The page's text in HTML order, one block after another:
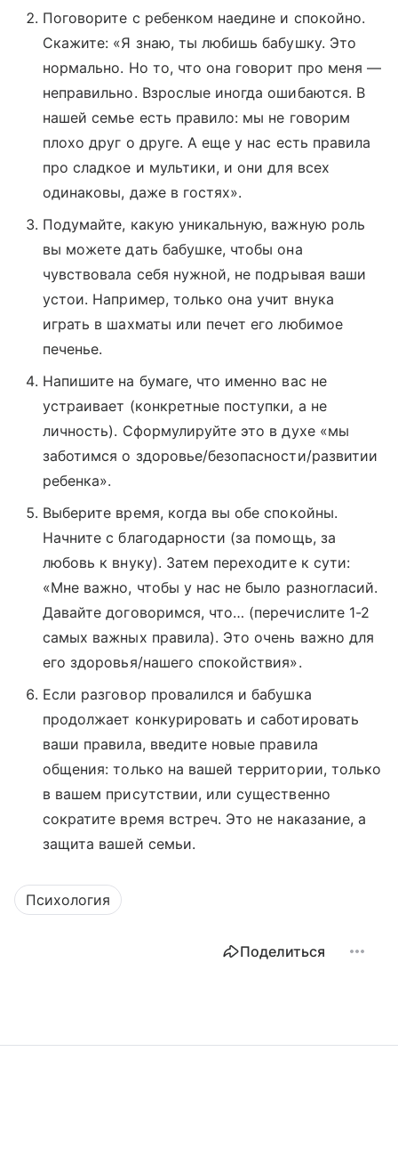
Поговорите с ребенком наедине и спокойно.
Скажите: «Я знаю, ты любишь бабушку. Это
нормально. Но то, что она говорит про меня —
неправильно. Взрослые иногда ошибаются. В
нашей семье есть правило: мы не говорим
плохо друг о друге. А еще у нас есть правила
про сладкое и мультики, и они для всех
одинаковы, даже в гостях».
Подумайте, какую уникальную, важную роль
вы можете дать бабушке, чтобы она
чувствовала себя нужной, не подрывая ваши
устои. Например, только она учит внука
играть в шахматы или печет его любимое
печенье.
Напишите на бумаге, что именно вас не
устраивает (конкретные поступки, а не
личность). Сформулируйте это в духе «мы
заботимся о здоровье/безопасности/развитии
ребенка».
Выберите время, когда вы обе спокойны.
Начните с благодарности (за помощь, за
любовь к внуку). Затем переходите к сути:
«Мне важно, чтобы у нас не было разногласий.
Давайте договоримся, что… (перечислите 1-2
самых важных правила). Это очень важно для
его здоровья/нашего спокойствия».
Если разговор провалился и бабушка
продолжает конкурировать и саботировать
ваши правила, введите новые правила
общения: только на вашей территории, только
в вашем присутствии, или существенно
сократите время встреч. Это не наказание, а
защита вашей семьи.
Психология
Поделиться